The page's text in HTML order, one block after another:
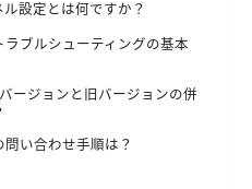
設定とは何ですか？
ラブルシューティングの基本
ージョンと旧バージョンの併
い合わせ手順は？